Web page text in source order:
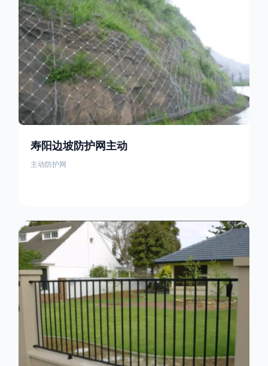
寿阳边坡防护网主动
主动防护网